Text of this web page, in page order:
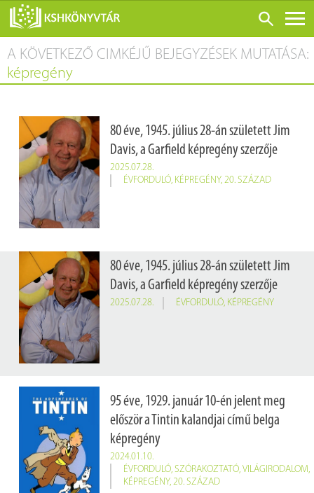
ONLINE KATALÓGUS
RÓLUNK
SZOLGÁLTATÁSOK
KONFERENCIÁK
ADATBÁZISOK
BLOG
A KÖVETKEZŐ CIMKÉJŰ BEJEGYZÉSEK MUTATÁSA:
képregény
80 éve, 1945. július 28-án született Jim
Davis, a Garfield képregény szerzője
2025.07.28.
ÉVFORDULÓ, KÉPREGÉNY, 20. SZÁZAD
80 éve, 1945. július 28-án született Jim
Davis, a Garfield képregény szerzője
2025.07.28. ÉVFORDULÓ, KÉPREGÉNY
95 éve, 1929. január 10-én jelent meg
először a Tintin kalandjai című belga
képregény
2024.01.10.
ÉVFORDULÓ, SZÓRAKOZTATÓ, VILÁGIRODALOM,
KÉPREGÉNY, 20. SZÁZAD